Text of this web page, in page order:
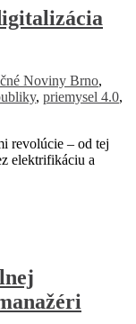
Noviny Brno,
, priemysel 4.0,
revolúcie – od tej
elektrifikáciu a